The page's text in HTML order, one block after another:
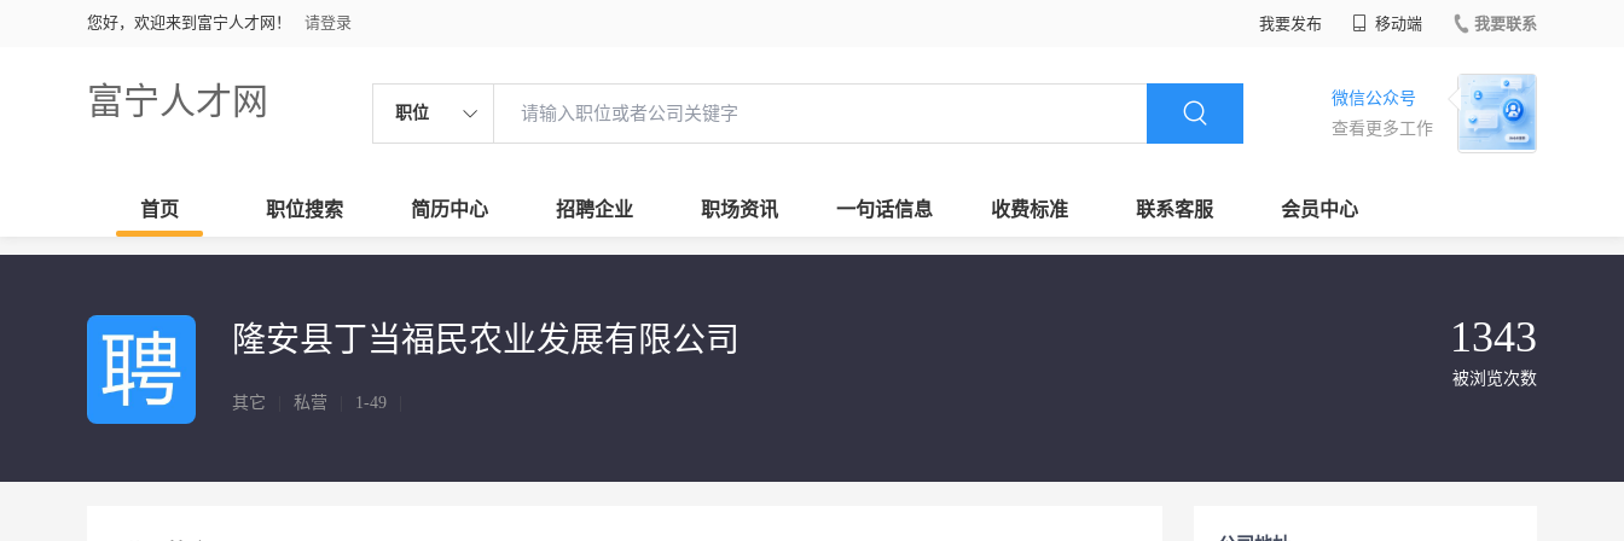
您好，欢迎来到富宁人才网！ 请登录 我要发布 移动端 我要联系
富宁人才网 职位
微信公众号
查看更多工作
首页 职位搜索 简历中心 招聘企业 职场资讯 一句话信息 收费标准 联系客服 会员中心
隆安县丁当福民农业发展有限公司
其它 私营 1-49
1343
被浏览次数